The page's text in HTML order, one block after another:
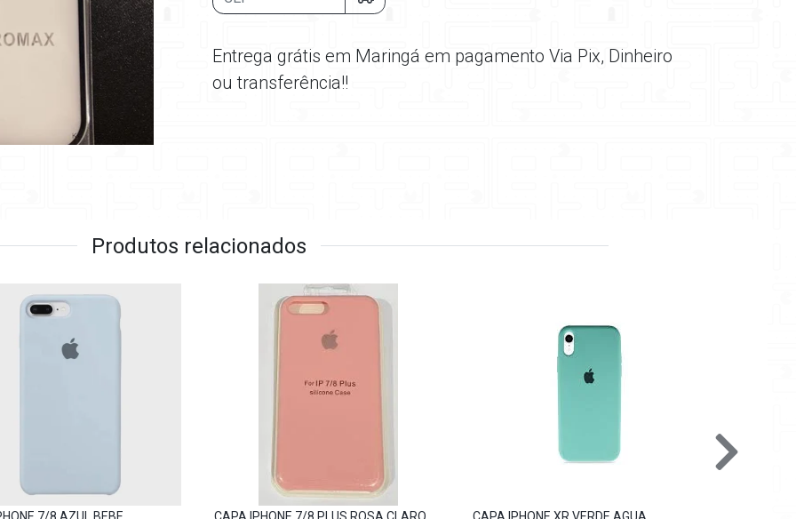
Entrega grátis em Maringá em pagamento Via Pix, Dinheiro
ou transferência!!
Produtos relacionados
7/8 AZUL BEBE CAPA IPHONE 7/8 PLUS ROSA CLARO CAPA IPHONE XR VERDE AGUA